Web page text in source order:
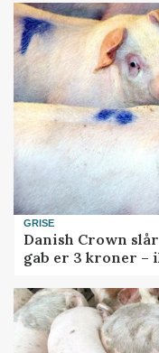
GRISE
Danish Crown
gab er 3 kroner –